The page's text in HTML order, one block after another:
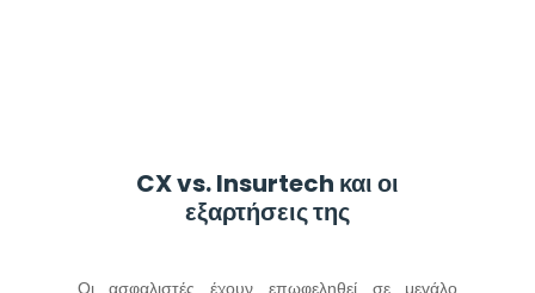
CX vs. Insurtech και οι
εξαρτήσεις της
Οι ασφαλιστές έχουν επωφεληθεί σε μεγάλο